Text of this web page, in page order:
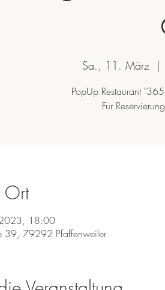
Sa., 11. März
  |
PopUp Restaurant
Ort
18:00
39, 79292 Pfaffenweiler